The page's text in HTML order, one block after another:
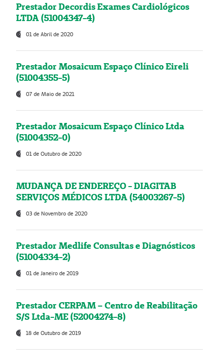
Prestador Decordis Exames Cardiológicos
LTDA (51004347-4)
01 de Abril de 2020
Prestador Mosaicum Espaço Clínico Eireli
(51004355-5)
07 de Maio de 2021
Prestador Mosaicum Espaço Clínico Ltda
(51004352-0)
01 de Outubro de 2020
MUDANÇA DE ENDEREÇO - DIAGITAB
SERVIÇOS MÉDICOS LTDA (54003267-5)
03 de Novembro de 2020
Prestador Medlife Consultas e Diagnósticos
(51004334-2)
01 de Janeiro de 2019
Prestador CERPAM – Centro de Reabilitação
S/S Ltda-ME (52004274-8)
18 de Outubro de 2019